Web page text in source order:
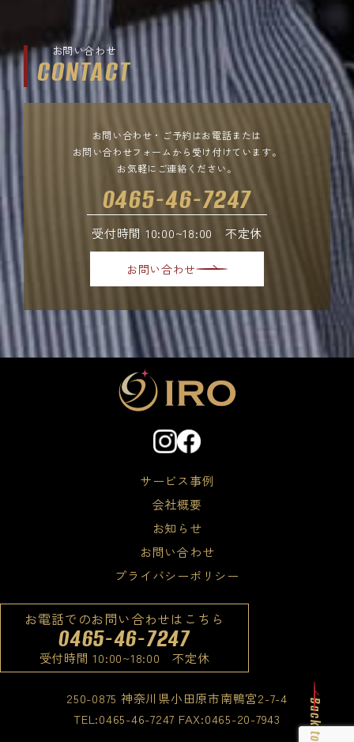
お問い合わせ
CONTACT
お問い合わせ・ご予約はお電話または
お問い合わせフォームから受け付けています。
お気軽にご連絡ください。
0465-46-7247
受付時間 10:00~18:00 不定休
お問い合わせ
Back to up
サービス事例
会社概要
お知らせ
お問い合わせ
プライバシーポリシー
お電話でのお問い合わせはこちら
0465-46-7247
受付時間 10:00~18:00 不定休
250-0875 神奈川県小田原市南鴨宮2-7-4
TEL:0465-46-7247 FAX:0465-20-7943